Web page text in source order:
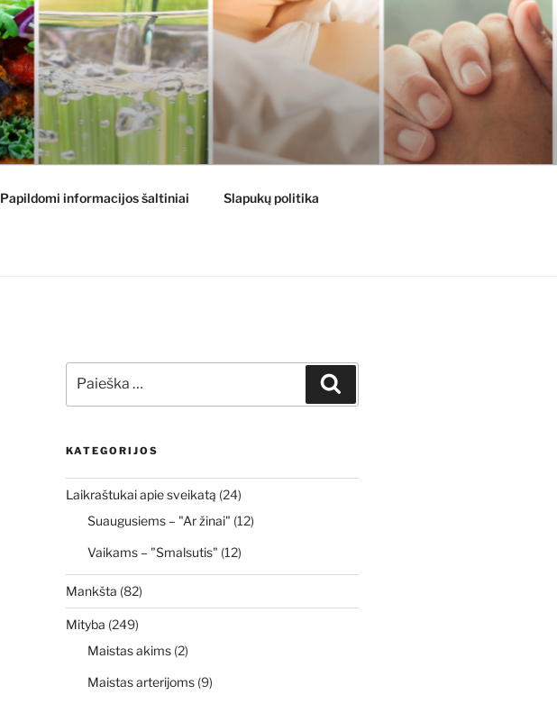
Papildomi informacijos šaltiniai Slapukų politika
KATEGORIJOS
Laikraštukai apie sveikatą (24)
Suaugusiems – "Ar žinai" (12)
Vaikams – "Smalsutis" (12)
Mankšta (82)
Mityba (249)
Maistas akims(2)
Maistas arterijoms(9)